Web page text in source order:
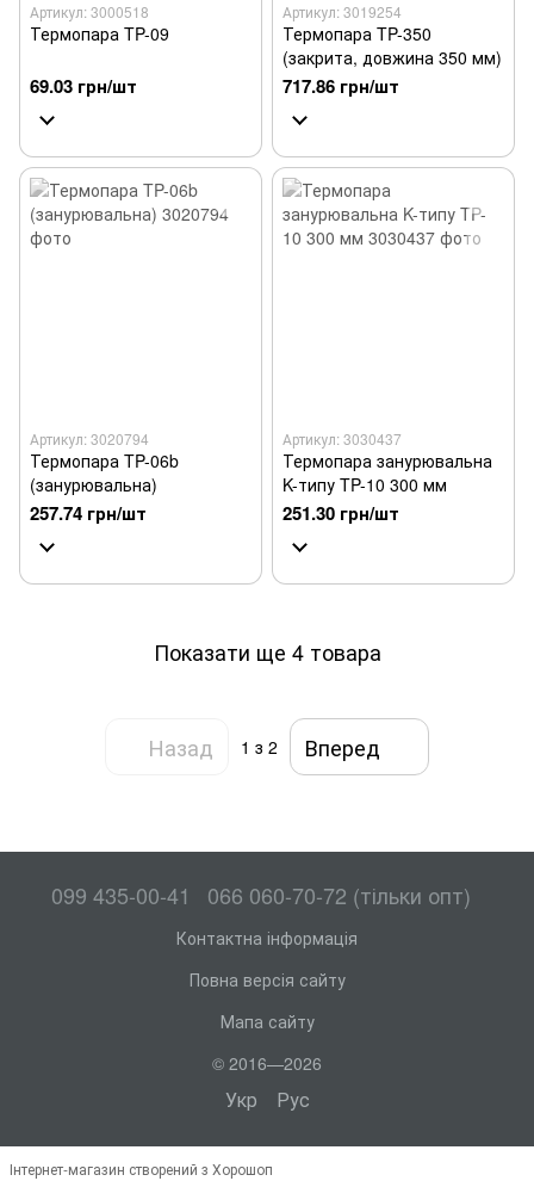
Артикул: 3000518
Термопара TP-09
69.03 грн/шт
Артикул: 3019254
Термопара TP-350
(закрита, довжина 350 мм)
717.86 грн/шт
Артикул: 3020794
Термопара TP-06b
(занурювальна)
257.74 грн/шт
Артикул: 3030437
Термопара занурювальна
K-типу TP-10 300 мм
251.30 грн/шт
Показати ще 4 товара
Назад 1 з 2 Вперед
099 435-00-41 066 060-70-72 (тільки опт)
Контактна інформація
Повна версія сайту
Мапа сайту
© 2016—2026
Укр Рус
Інтернет-магазин створений з Хорошоп